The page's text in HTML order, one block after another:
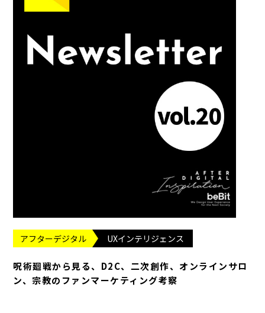
アフターデジタル UXインテリジェンス
呪術廻戦から見る、D2C、二次創作、オンラインサロ
ン、宗教のファンマーケティング考察